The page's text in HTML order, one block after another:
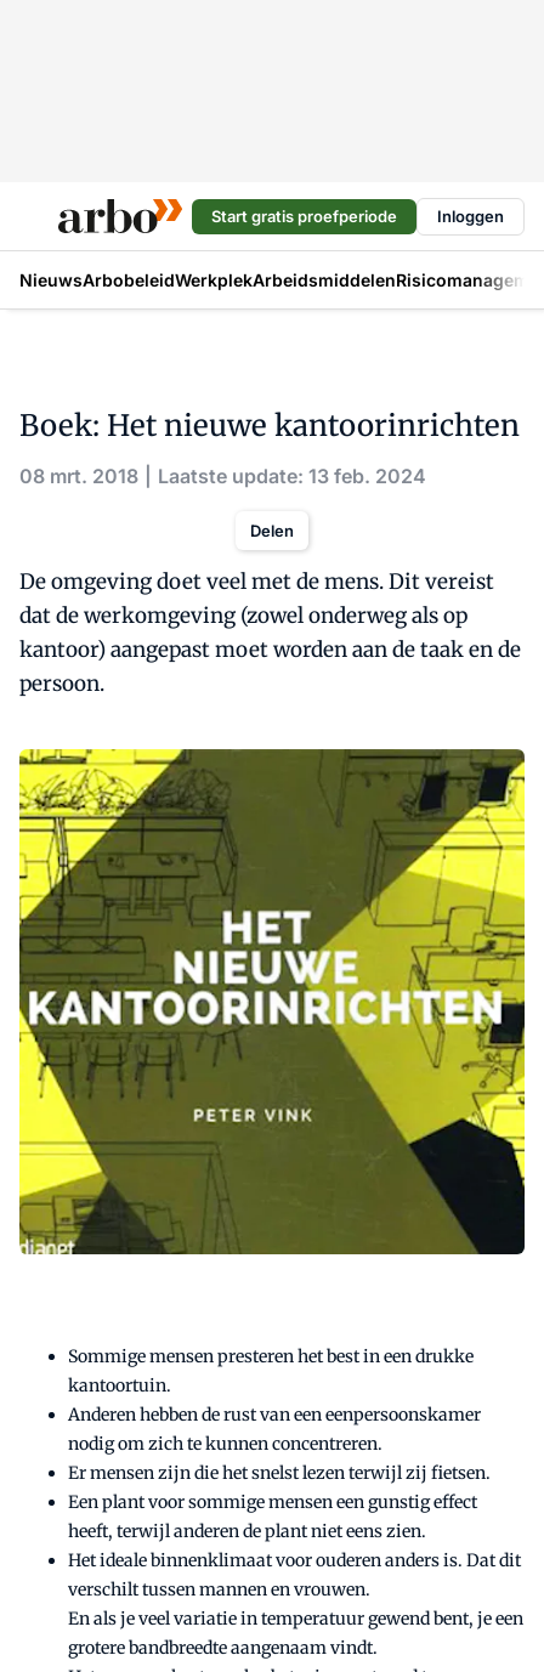
Start gratis proefperiode Inloggen
NieuwsArbobeleidWerkplekArbeidsmiddelen
Boek: Het nieuwe kantoorinrichten
08 mrt. 2018 Laatste update: 13 feb. 2024
Delen
De omgeving doet veel met de mens. Dit vereist
dat de werkomgeving (zowel onderweg als op
kantoor) aangepast moet worden aan de taak en de
persoon.
Sommige mensen presteren het best in een drukke
kantoortuin.
Anderen hebben de rust van een eenpersoonskamer
nodig om zich te kunnen concentreren.
Er mensen zijn die het snelst lezen terwijl zij fietsen.
Een plant voor sommige mensen een gunstig effect
heeft, terwijl anderen de plant niet eens zien.
Het ideale binnenklimaat voor ouderen anders is. Dat dit
verschilt tussen mannen en vrouwen.
En als je veel variatie in temperatuur gewend bent, je een
grotere bandbreedte aangenaam vindt.